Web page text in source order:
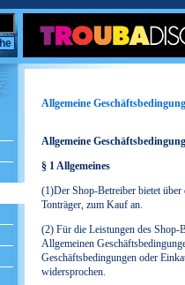
Allgemeine
Allgemeine
§ 1 Allgemeines
(1)Der Shop-Betreiber bietet über
Tonträger, zum Kauf an.
(2) Für die Leistungen des Shop-
Allgemeinen
Geschäftsbedingungen oder
widersprochen.